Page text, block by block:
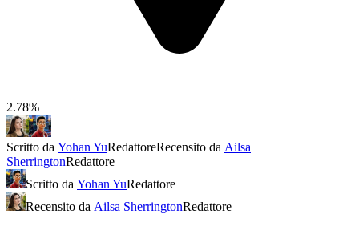
2.78%
Scritto da Yohan YuRedattoreRecensito da Ailsa
SherringtonRedattore
Scritto da Yohan YuRedattore
Recensito da Ailsa SherringtonRedattore